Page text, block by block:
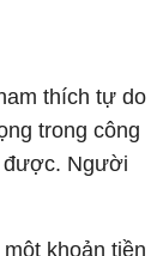
thích tự do
trong công
được. Người
khoản tiền